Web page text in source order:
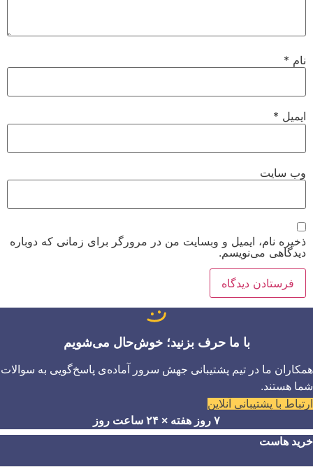
نام *
ایمیل *
وب‌ سایت
ذخیره نام، ایمیل و وبسایت من در مرورگر برای زمانی که دوباره
دیدگاهی می‌نویسم.
با ما حرف بزنید؛ خوش‌حال می‌شویم
همکاران ما در تیم پشتیبانی جهش سرور آماده‌ی پاسخ‌گویی به سوالات
شما هستند.
ارتباط با پشتیبانی آنلاین
۷ روز هفته × ۲۴ ساعت روز
خرید هاست